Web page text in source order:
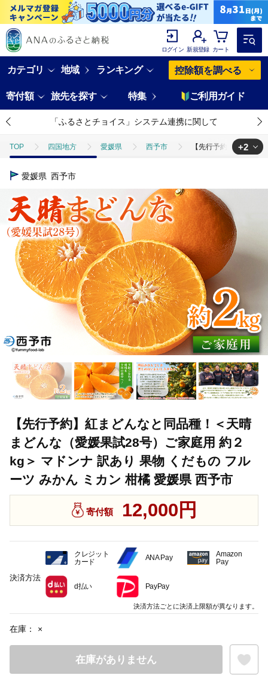
ログイン 新規登録 カート
カテゴリ 地域 ランキング 控除額を調べる
寄付額 旅先を探す 特集 ご利用ガイド
「ふるさとチョイス」システム連携に関して
TOP 四国地方 愛媛県 西予市 【先行予約】紅まど
TOP
みかん・かんきつ類 【先行予約】紅まどん
+2
愛媛県 西予市
【先行予約】紅まどんなと同品種！＜天晴
まどんな（愛媛果試28号）ご家庭用 約２
kg＞ マドンナ 訳あり 果物 くだもの フル
ーツ みかん ミカン 柑橘 愛媛県 西予市
寄付額 12,000円
在庫： ×
在庫がありません
決済方法
クレジット
カード
ANA Pay
Amazon
Pay
d払い PayPay
決済方法ごとに決済上限額が異なります。